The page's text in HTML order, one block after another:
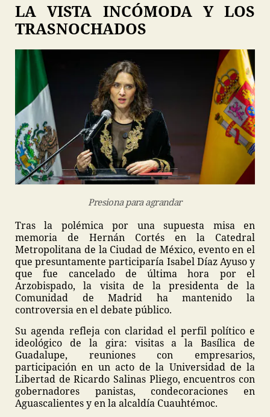
LA VISTA INCÓMODA Y LOS
TRASNOCHADOS
Presiona para agrandar
Tras la polémica por una supuesta misa en
memoria de Hernán Cortés en la Catedral
Metropolitana de la Ciudad de México, evento en el
que presuntamente participaría Isabel Díaz Ayuso y
que fue cancelado de última hora por el
Arzobispado, la visita de la presidenta de la
Comunidad de Madrid ha mantenido la
controversia en el debate público.
Su agenda refleja con claridad el perfil político e
ideológico de la gira: visitas a la Basílica de
Guadalupe, reuniones con empresarios,
participación en un acto de la Universidad de la
Libertad de Ricardo Salinas Pliego, encuentros con
gobernadores panistas, condecoraciones en
Aguascalientes y en la alcaldía Cuauhtémoc.